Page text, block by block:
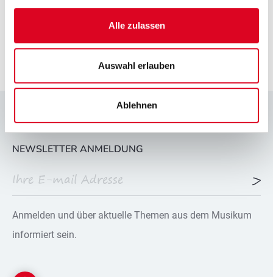
Alle zulassen
Auswahl erlauben
Ablehnen
NEWSLETTER ANMELDUNG
Anmelden und über aktuelle Themen aus dem Musikum
informiert sein.